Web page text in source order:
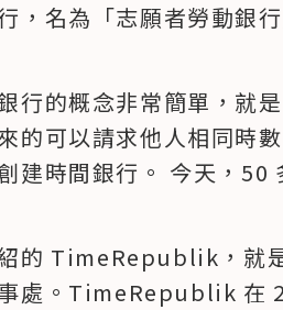
，名為「志願者勞動銀
行的概念非常簡單，就
的可以請求他人相同時
建時間銀行。 今天，50
的 TimeRepublik，就
處。TimeRepublik 在